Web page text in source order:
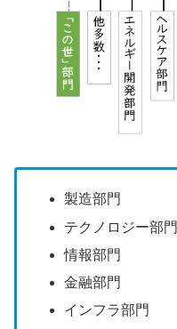
製造部門
テクノロジー部門
情報部門
金融部門
インフラ部門